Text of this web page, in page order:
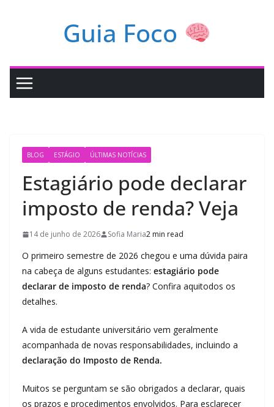
Guia Foco
BLOG ESTÁGIO ÚLTIMAS NOTÍCIAS
Estagiário pode declarar
imposto de renda? Veja
14 de junho de 2026 Sofia Maria2 min read
O primeiro semestre de 2026 chegou e uma dúvida paira
na cabeça de alguns estudantes: estagiário pode
declarar de imposto de renda? Confira aquitodos os
detalhes.
A vida de estudante universitário vem geralmente
acompanhada de novas responsabilidades, incluindo a
declaração do Imposto de Renda.
Muitos se perguntam se são obrigados a declarar, quais
os prazos e procedimentos envolvidos. Para esclarecer